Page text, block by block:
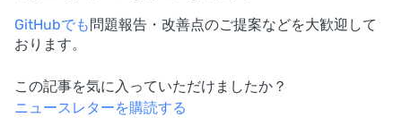
GitHubでも問題報告・改善点のご提案などを大歓迎して
おります。
この記事を気に入っていただけましたか？
ニュースレターを購読する